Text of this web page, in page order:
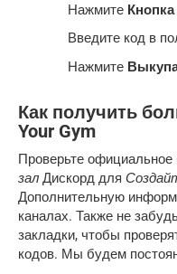
Нажмите Кнопка
Введите код в
Нажмите
Как получить
Your Gym
Проверьте официальное
зал Дискорд для
Дополнительную
каналах. Также не
закладки, чтобы
кодов. Мы будем